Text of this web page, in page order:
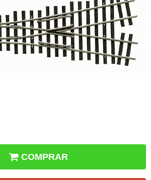
COMPRAR